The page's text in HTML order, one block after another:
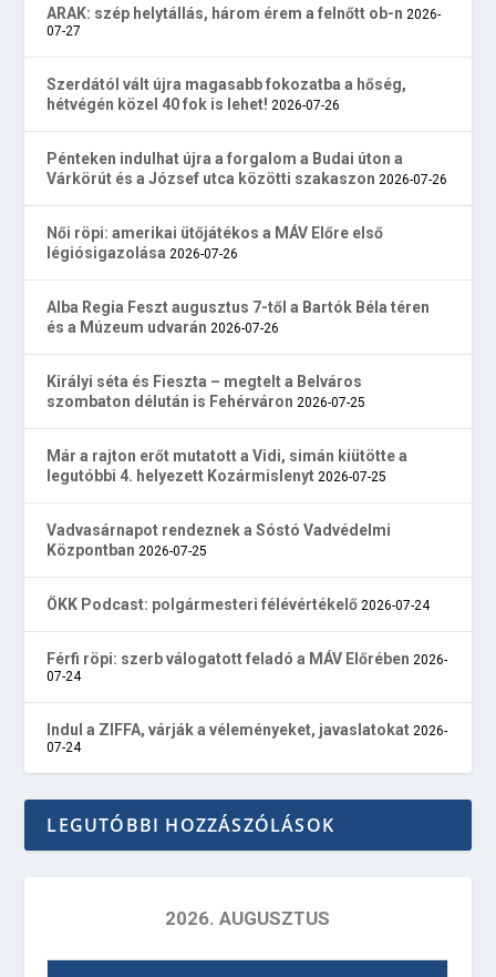
ARAK: szép helytállás, három érem a felnőtt ob-n 2026-
07-27
Szerdától vált újra magasabb fokozatba a hőség,
hétvégén közel 40 fok is lehet! 2026-07-26
Pénteken indulhat újra a forgalom a Budai úton a
Várkörút és a József utca közötti szakaszon 2026-07-26
Női röpi: amerikai ütőjátékos a MÁV Előre első
légiósigazolása 2026-07-26
Alba Regia Feszt augusztus 7-től a Bartók Béla téren
és a Múzeum udvarán 2026-07-26
Királyi séta és Fieszta – megtelt a Belváros
szombaton délután is Fehérváron 2026-07-25
Már a rajton erőt mutatott a Vidi, simán kiütötte a
legutóbbi 4. helyezett Kozármislenyt 2026-07-25
Vadvasárnapot rendeznek a Sóstó Vadvédelmi
Központban 2026-07-25
ÖKK Podcast: polgármesteri félévértékelő 2026-07-24
Férfi röpi: szerb válogatott feladó a MÁV Előrében 2026-
07-24
Indul a ZIFFA, várják a véleményeket, javaslatokat 2026-
07-24
LEGUTÓBBI HOZZÁSZÓLÁSOK
2026. AUGUSZTUS